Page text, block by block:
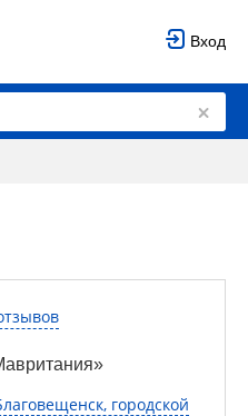
Вход
городской